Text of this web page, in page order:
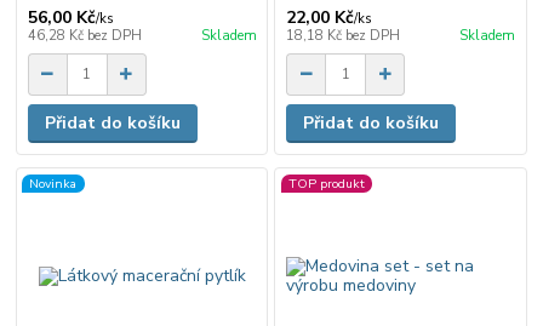
56,00 Kč/ks
46,28 Kč bez DPH Skladem
Přidat do košíku
22,00 Kč/ks
18,18 Kč bez DPH Skladem
Přidat do košíku
Novinka TOP produkt